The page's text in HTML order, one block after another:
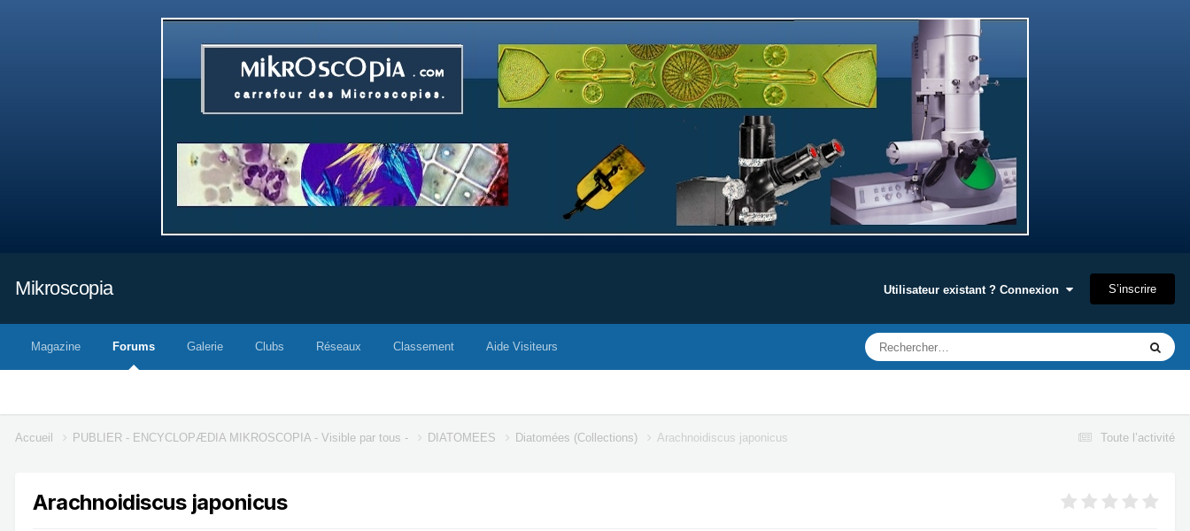
Mikroscopia Utilisateur existant ? Connexion S’inscrire
Magazine Forums Galerie Clubs Réseaux Classement Aide Visiteurs
Toute l’activité
Accueil PUBLIER - ENCYCLOPÆDIA MIKROSCOPIA - Visible par tous - DIATOMEES Diatomées (Collections) Arachnoidiscus japonicus
Arachnoidiscus japonicus